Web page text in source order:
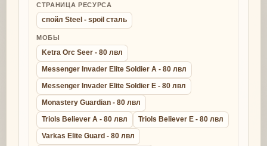
СТРАНИЦА РЕСУРСА
спойл Steel - spoil сталь
МОБЫ
Ketra Orc Seer - 80 лвл
Messenger Invader Elite Soldier A - 80 лвл
Messenger Invader Elite Soldier E - 80 лвл
Monastery Guardian - 80 лвл
Triols Believer A - 80 лвл
Triols Believer E - 80 лвл
Varkas Elite Guard - 80 лвл